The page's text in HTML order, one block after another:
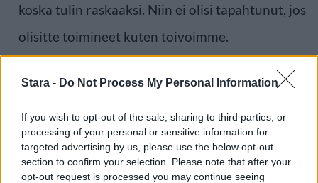
Stara - Do Not Process My Personal Information
If you wish to opt-out of the sale, sharing to third parties, or
processing of your personal or sensitive information for
targeted advertising by us, please use the below opt-out
section to confirm your selection. Please note that after your
opt-out request is processed you may continue seeing
koska tulin raskaaksi. Niin ei olisi tapahtunut, jos
olisitte toimineet kuten toivoimme.
Voit lisätä Staran Googlen ensisijaiseksi
lähteeksiklikkaamalla tästäja ruksittamalla
laatikon. Voit myös lukea lisää tähän artikkeliin
liittyvistä teemoista ja aiheista, kutenThaimaa